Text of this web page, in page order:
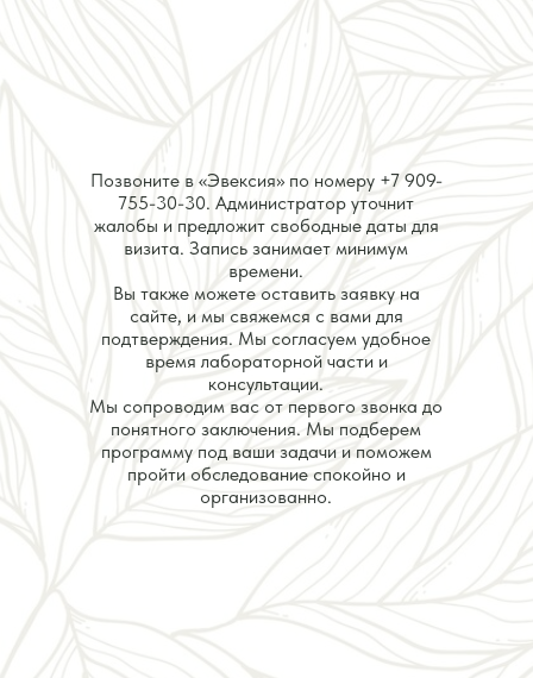
Позвоните в «Эвексия» по номеру +7 909-
755-30-30. Администратор уточнит
жалобы и предложит свободные даты для
визита. Запись занимает минимум
времени.
Вы также можете оставить заявку на
сайте, и мы свяжемся с вами для
подтверждения. Мы согласуем удобное
время лабораторной части и
консультации.
Мы сопроводим вас от первого звонка до
понятного заключения. Мы подберем
программу под ваши задачи и поможем
пройти обследование спокойно и
организованно.